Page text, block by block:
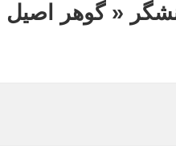
« گوهر اصیل